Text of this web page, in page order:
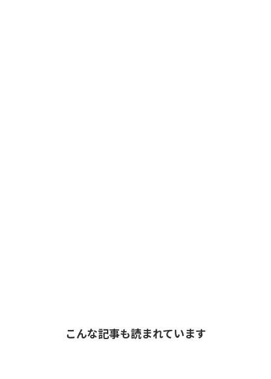
こんな記事も読まれています